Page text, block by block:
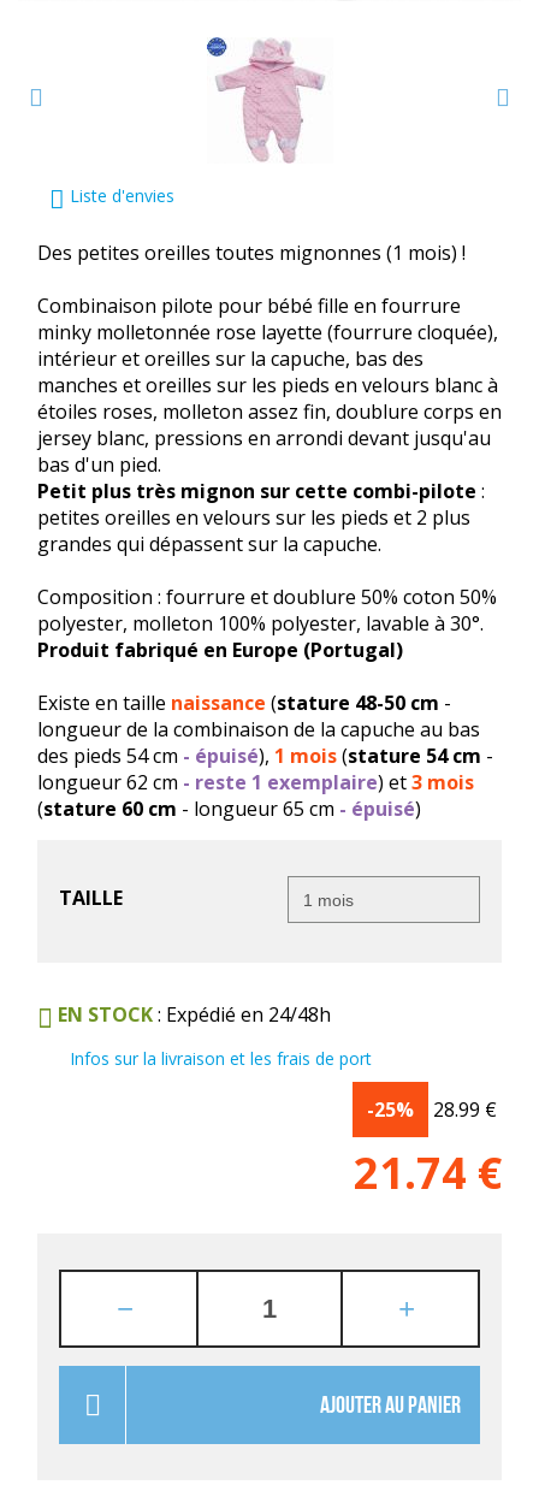
Liste d'envies
Des petites oreilles toutes mignonnes (1 mois) !
Combinaison pilote pour bébé fille en fourrure
minky molletonnée rose layette (fourrure cloquée),
intérieur et oreilles sur la capuche, bas des
manches et oreilles sur les pieds en velours blanc à
étoiles roses, molleton assez fin, doublure corps en
jersey blanc, pressions en arrondi devant jusqu'au
bas d'un pied.
Petit plus très mignon sur cette combi-pilote :
petites oreilles en velours sur les pieds et 2 plus
grandes qui dépassent sur la capuche.
Composition : fourrure et doublure 50% coton 50%
polyester, molleton 100% polyester, lavable à 30°.
Produit fabriqué en Europe (Portugal)
Existe en taille naissance (stature 48-50 cm -
longueur de la combinaison de la capuche au bas
des pieds 54 cm - épuisé), 1 mois(stature 54 cm -
longueur 62 cm - reste 1 exemplaire) et3 mois
(stature 60 cm - longueur 65 cm - épuisé)
TAILLE
EN STOCK: Expédié en 24/48h
Infos sur la livraison et les frais de port
-25% 28.99 €
21.74 €
AJOUTER AU PANIER